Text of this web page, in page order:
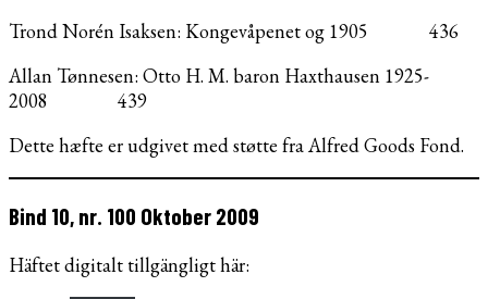
Trond Norén Isaksen: Kongevåpenet og 1905 436
Allan Tønnesen: Otto H. M. baron Haxthausen 1925-
2008 439
Dette hæfte er udgivet med støtte fra Alfred Goods Fond.
Bind 10, nr. 100 Oktober 2009
Häftet digitalt tillgängligt här: